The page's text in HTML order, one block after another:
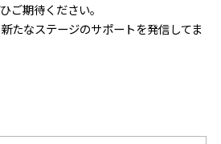
ご期待ください。
たなステージのサポートを発信してま